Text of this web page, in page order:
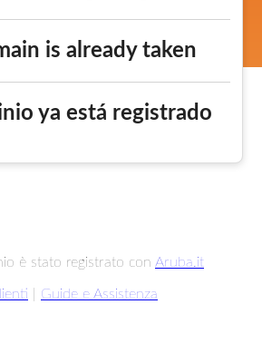
is already taken
ya está registrado
è stato registrato con Aruba.it
Guide e Assistenza